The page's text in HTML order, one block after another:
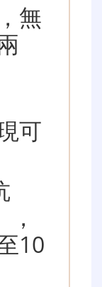
無
可
10